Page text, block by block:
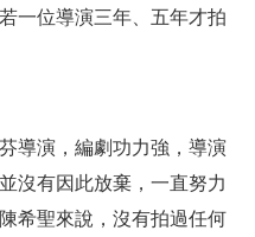
一位導演三年、五年才拍
導演，編劇功力強，導演
沒有因此放棄，一直努力
希聖來說，沒有拍過任何